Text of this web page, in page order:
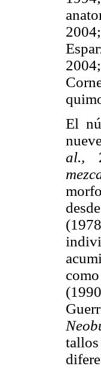
El
al.,
como
tallos